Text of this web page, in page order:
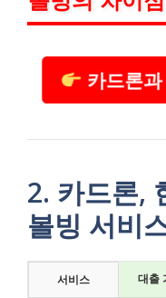
카드론과
2. 카드론,
볼빙 서비
서비스 대출